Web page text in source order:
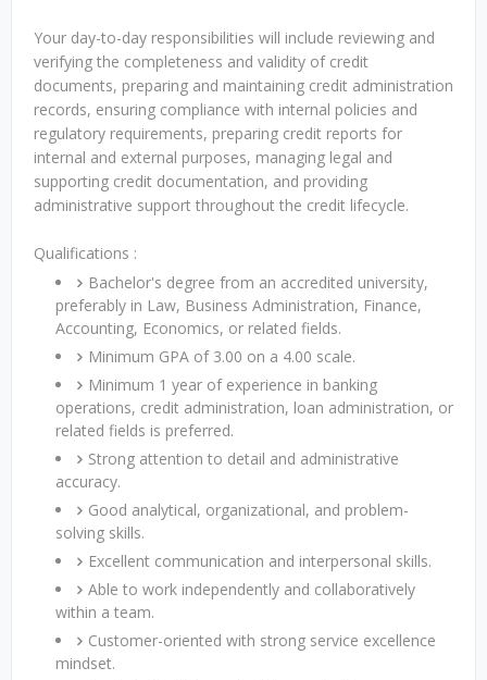
Your day-to-day responsibilities will include reviewing and
verifying the completeness and validity of credit
documents, preparing and maintaining credit administration
records, ensuring compliance with internal policies and
regulatory requirements, preparing credit reports for
internal and external purposes, managing legal and
supporting credit documentation, and providing
administrative support throughout the credit lifecycle.
Qualifications :
Bachelor's degree from an accredited university,
preferably in Law, Business Administration, Finance,
Accounting, Economics, or related fields.
Minimum GPA of 3.00 on a 4.00 scale.
Minimum 1 year of experience in banking
operations, credit administration, loan administration, or
related fields is preferred.
Strong attention to detail and administrative
accuracy.
Good analytical, organizational, and problem-
solving skills.
Excellent communication and interpersonal skills.
Able to work independently and collaboratively
within a team.
Customer-oriented with strong service excellence
mindset.